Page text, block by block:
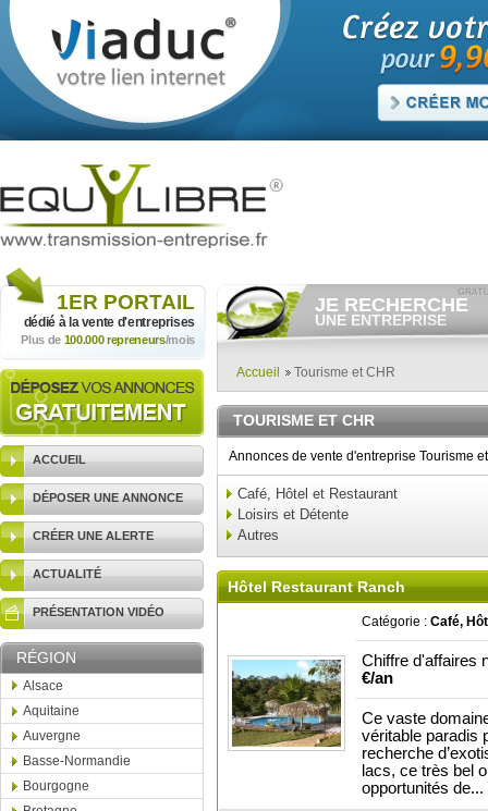
1ER PORTAIL
dédié à la vente d'entreprises
Plus de 100.000 repreneurs/mois
ACCUEIL
DÉPOSER UNE ANNONCE
CRÉER UNE ALERTE
ACTUALITÉ
PRÉSENTATION VIDÉO
RÉGION
Alsace
Aquitaine
Auvergne
Basse-Normandie
Bourgogne
JE RECHERCHE
UNE ENTREPRISE
Consulter gratuitementles
vendre.
Et/ou déposer
votre recherche d'entreprise.
RECHERCHER UNE
ANNONCE
Accueil Tourisme et CHR
TOURISME ET CHR
Annonces de vente d'entreprise Tourisme
Café, Hôtel et Restaurant
Loisirs et Détente
Autres
Hôtel Restaurant Ranch
Catégorie : Café,
Chiffre d'affaires
€/an
Ce vaste
véritable paradis
recherche
lacs, ce très bel
opportunités de...